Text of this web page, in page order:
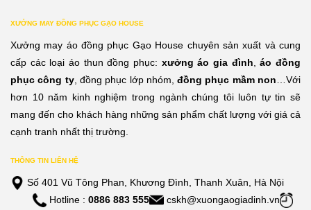
XƯỞNG MAY ĐỒNG PHỤC GẠO HOUSE
Xưởng may áo đồng phục Gạo House chuyên sản xuất và cung
cấp các loại áo thun đồng phục: xưởng áo gia đình ,áo đồng
phục công ty, đồng phục lớp nhóm,đồng phục mầm non …Với
hơn 10 năm kinh nghiệm trong ngành chúng tôi luôn tự tin sẽ
mang đến cho khách hàng những sản phẩm chất lượng với giá cả
cạnh tranh nhất thị trường.
THÔNG TIN LIÊN HỆ
Số 401 Vũ Tông Phan, Khương Đình, Thanh Xuân, Hà Nội
Hotline : 0886 883 555
cskh@xuongaogiadinh.vn